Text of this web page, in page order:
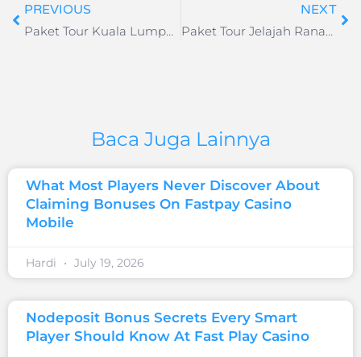
PREVIOUS
Paket Tour Kuala Lumpur & Day Trip Genting Highlands 3D2N
NEXT
Paket Tour Jelajah Ranah Minang 4H3M
Baca Juga Lainnya
What Most Players Never Discover About
Claiming Bonuses On Fastpay Casino
Mobile
Hardi July 19, 2026
Nodeposit Bonus Secrets Every Smart
Player Should Know At Fast Play Casino